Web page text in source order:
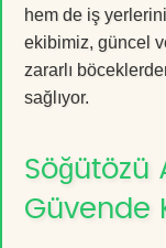
hem de iş
ekibimiz, güncel
zararlı
sağlıyor.
Söğütözü
Güvende